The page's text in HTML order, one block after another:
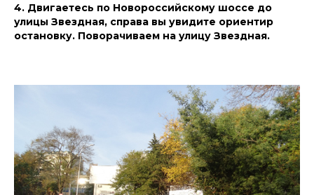
4. Двигаетесь по Новороссийскому шоссе до
улицы Звездная, справа вы увидите ориентир
остановку. Поворачиваем на улицу Звездная.